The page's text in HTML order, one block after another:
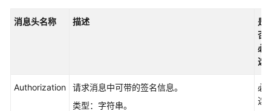
说
和
消息头名称 描述
是
否
必
选
Authorization
请求消息中可带的签名信息。
类型：字符串。
必
选